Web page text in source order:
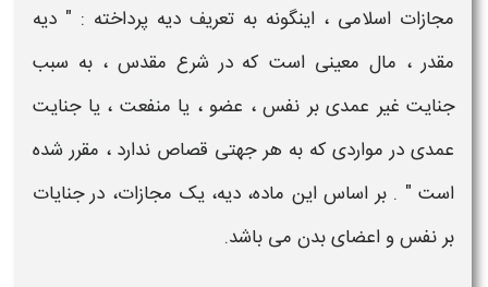
مجازات اسلامی ، اینگونه به تعریف دیه پرداخته : " دیه
مقدر ، مال معینی است که در شرع مقدس ، به سبب
جنایت غیر عمدی بر نفس ، عضو ، یا منفعت ، یا جنایت
عمدی در مواردی که به هر جهتی قصاص ندارد ، مقرر شده
است " . بر اساس این ماده، دیه، یک مجازات، در جنایات
بر نفس واعضای بدن می باشد.